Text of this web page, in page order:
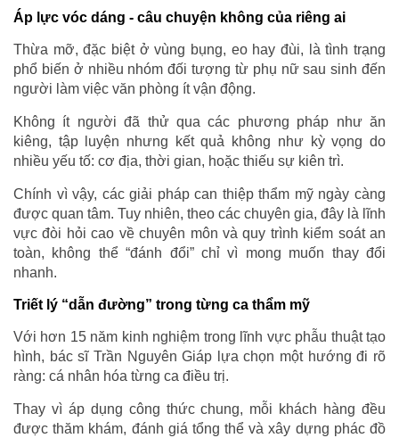
Áp lực vóc dáng - câu chuyện không của riêng ai
Thừa mỡ, đặc biệt ở vùng bụng, eo hay đùi, là tình trạng
phổ biến ở nhiều nhóm đối tượng từ phụ nữ sau sinh đến
người làm việc văn phòng ít vận động.
Không ít người đã thử qua các phương pháp như ăn
kiêng, tập luyện nhưng kết quả không như kỳ vọng do
nhiều yếu tố: cơ địa, thời gian, hoặc thiếu sự kiên trì.
Chính vì vậy, các giải pháp can thiệp thẩm mỹ ngày càng
được quan tâm. Tuy nhiên, theo các chuyên gia, đây là lĩnh
vực đòi hỏi cao về chuyên môn và quy trình kiểm soát an
toàn, không thể “đánh đổi” chỉ vì mong muốn thay đổi
nhanh.
Triết lý “dẫn đường” trong từng ca thẩm mỹ
Với hơn 15 năm kinh nghiệm trong lĩnh vực phẫu thuật tạo
hình, bác sĩ Trần Nguyên Giáp lựa chọn một hướng đi rõ
ràng: cá nhân hóa từng ca điều trị.
Thay vì áp dụng công thức chung, mỗi khách hàng đều
được thăm khám, đánh giá tổng thể và xây dựng phác đồ